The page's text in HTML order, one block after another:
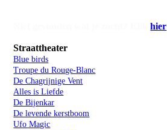
Niet gevonden wat je zocht? Klikhier
Straattheater
Blue birds
Troupe du Rouge-Blanc
De Chagrijnige Vent
Alles is Liefde
De Bijenkar
De levende kerstboom
Ufo Magic